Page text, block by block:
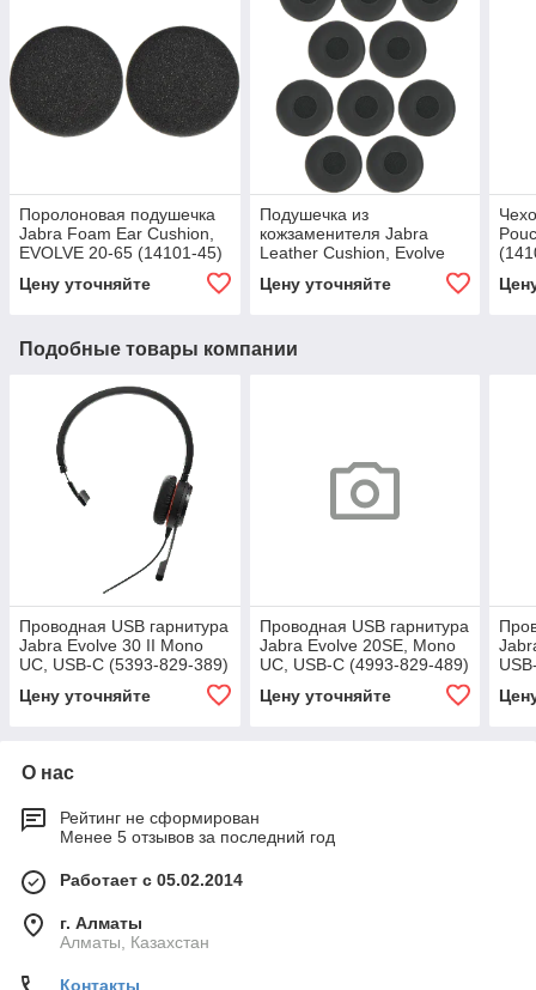
Поролоновая подушечка
Jabra Foam Ear Cushion,
EVOLVE 20-65 (14101-45)
Цену уточняйте
Подушечка из
кожзаменителя Jabra
Leather Cushion, Evolve
Цену уточняйте
Подобные товары компании
Проводная USB гарнитура
Jabra Evolve 30 II Mono
UC, USB-C (5393-829-389)
Цену уточняйте
Проводная USB гарнитура
Jabra Evolve 20SE, Mono
UC, USB-C (4993-829-489)
Цену уточняйте
О нас
Рейтинг не сформирован
Менее 5 отзывов за последний год
Работает с 05.02.2014
г. Алматы
Алматы, Казахстан
Контакты